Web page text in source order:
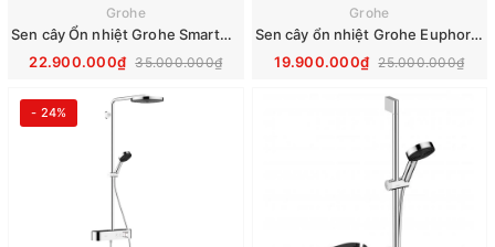
Grohe
Sen cây Ổn nhiệt Grohe SmartControl Cube 26508000
22.900.000₫ 35.000.000₫
Grohe
Sen cây ổn nhiệt Grohe Euphoria SmartControl System 260 26509000
19.900.000₫ 25.000.000₫
- 24%